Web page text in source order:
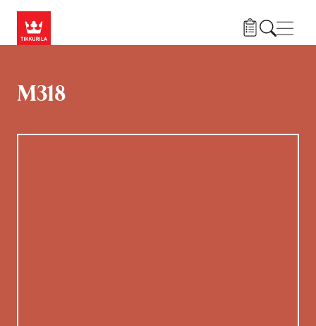
M318